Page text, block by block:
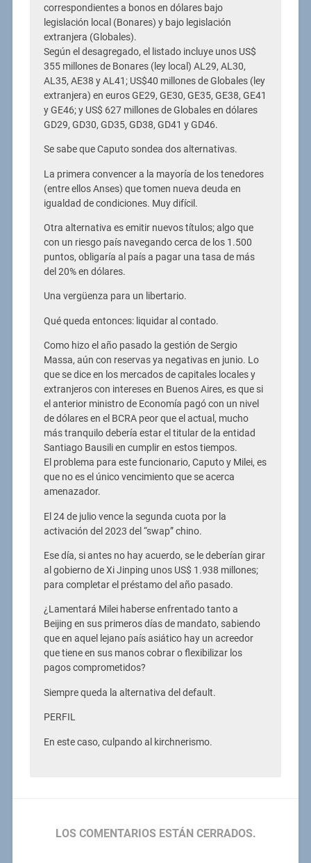
correspondientes a bonos en dólares bajo
legislación local (Bonares) y bajo legislación
extranjera (Globales).
Según el desagregado, el listado incluye unos US$
355 millones de Bonares (ley local) AL29, AL30,
AL35, AE38 y AL41; US$40 millones de Globales (ley
extranjera) en euros GE29, GE30, GE35, GE38, GE41
y GE46; y US$ 627 millones de Globales en dólares
GD29, GD30, GD35, GD38, GD41 y GD46.
Se sabe que Caputo sondea dos alternativas.
La primera convencer a la mayoría de los tenedores
(entre ellos Anses) que tomen nueva deuda en
igualdad de condiciones. Muy difícil.
Otra alternativa es emitir nuevos títulos; algo que
con un riesgo país navegando cerca de los 1.500
puntos, obligaría al país a pagar una tasa de más
del 20% en dólares.
Una vergüenza para un libertario.
Qué queda entonces: liquidar al contado.
Como hizo el año pasado la gestión de Sergio
Massa, aún con reservas ya negativas en junio. Lo
que se dice en los mercados de capitales locales y
extranjeros con intereses en Buenos Aires, es que si
el anterior ministro de Economía pagó con un nivel
de dólares en el BCRA peor que el actual, mucho
más tranquilo debería estar el titular de la entidad
Santiago Bausili en cumplir en estos tiempos.
El problema para este funcionario, Caputo y Milei, es
que no es el único vencimiento que se acerca
amenazador.
El 24 de julio vence la segunda cuota por la
activación del 2023 del “swap” chino.
Ese día, si antes no hay acuerdo, se le deberían girar
al gobierno de Xi Jinping unos US$ 1.938 millones;
para completar el préstamo del año pasado.
¿Lamentará Milei haberse enfrentado tanto a
Beijing en sus primeros días de mandato, sabiendo
que en aquel lejano país asiático hay un acreedor
que tiene en sus manos cobrar o flexibilizar los
pagos comprometidos?
Siempre queda la alternativa del default.
PERFIL
En este caso, culpando al kirchnerismo.
LOS COMENTARIOS ESTÁN CERRADOS.